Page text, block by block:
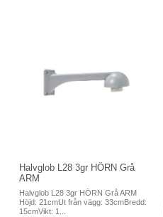
Halvglob L28 3gr HÖRN Grå
ARM
Halvglob L28 3gr HÖRN Grå ARM
Höjd: 21cmUt från vägg: 33cmBredd:
15cmVikt: 1...